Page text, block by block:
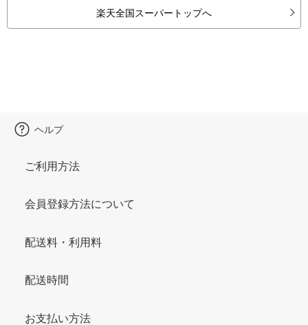
楽天全国スーパートップへ
ヘルプ
ご利用方法
会員登録方法について
配送料・利用料
配送時間
お支払い方法